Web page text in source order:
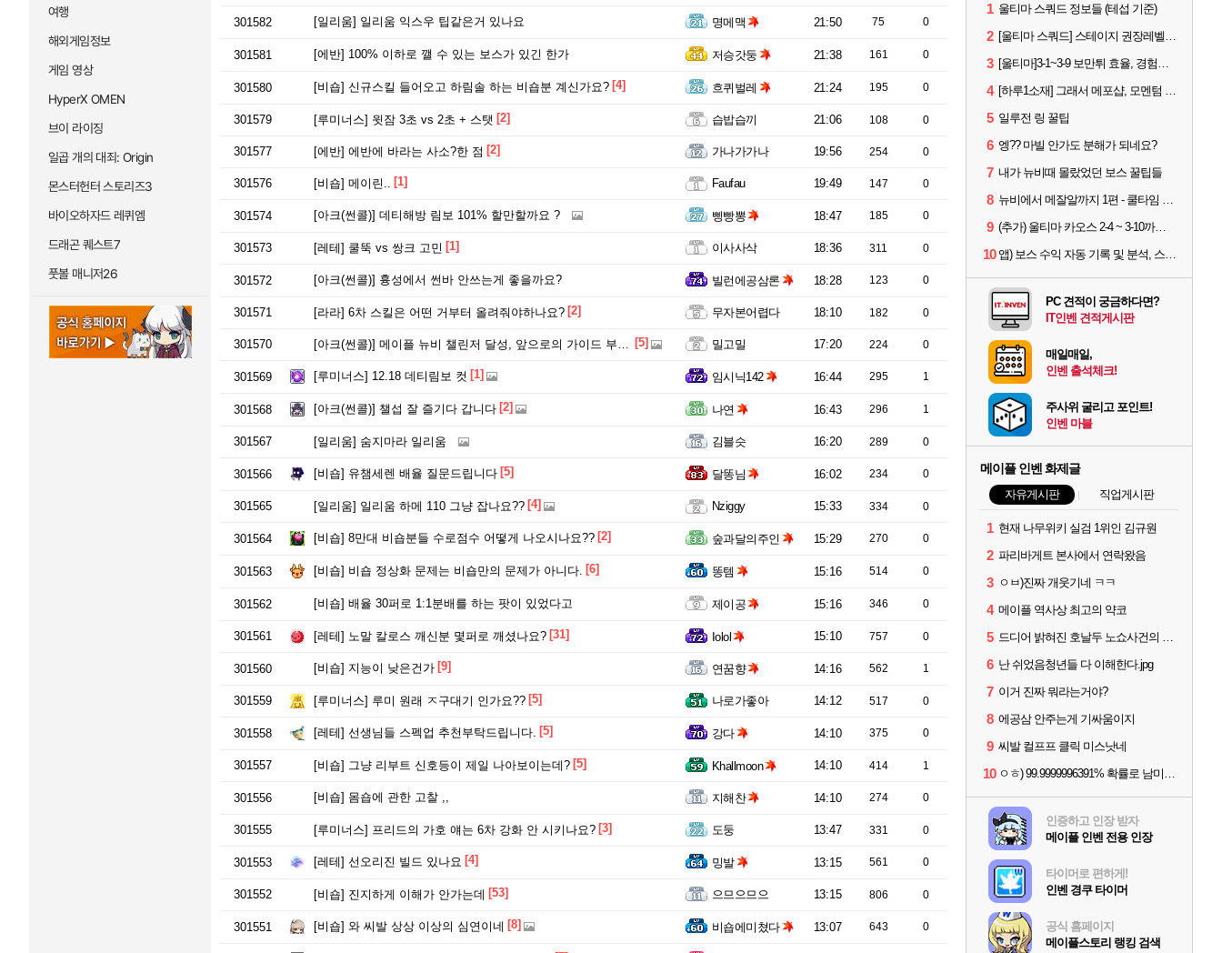
여행
해외게임정보
게임 영상
HyperX OMEN
브이 라이징
일곱 개의 대죄: Origin
몬스터헌터 스토리즈3
바이오하자드 레퀴엠
드래곤 퀘스트7
풋볼 매니저26
301582 [일리움] 일리움 익스우 팁같은거 있나요 명메맥 21:50 75 0
301581 [에반] 100% 이하로 깰 수 있는 보스가 있긴 한가 저승갓둥 21:38 161 0
301580 [비숍] 신규스킬 들어오고 하림솔 하는 비숍분 계신가요? [4] 흐퀴벌레 21:24 195 0
301579 [루미너스] 윗잠 3초 vs 2초 + 스탯 [2] 습밥습끼 21:06 108 0
301577 [에반] 에반에 바라는 사소?한 점 [2] 가나가가나 19:56 254 0
301576 [비숍] 메이린.. [1] Faufau 19:49 147 0
301574 [아크(썬콜)] 데티해방 림보 101% 할만할까요 ? 삥빵뽕 18:47 185 0
301573 [레테] 쿨뚝 vs 쌍크 고민 [1] 이사사삭 18:36 311 0
301572 [아크(썬콜)] 흉성에서 썬바 안쓰는게 좋을까요? 빌런에공삼론 18:28 123 0
301571 [라라] 6차 스킬은 어떤 거부터 올려줘야하나요? [2] 무자본어렵다 18:10 182 0
301570 [아크(썬콜)] 메이플 뉴비 챌린저 달성, 앞으로의 가이드 부탁드립니다.. [5] 밀고밀 17:20 224 0
301569 [루미너스] 12.18 데티림보 컷 [1] 임시닉142 16:44 295 1
301568 [아크(썬콜)] 챌섭 잘 즐기다 갑니다 [2] 나연 16:43 296 1
301567 [일리움] 숨지마라 일리움 김블슷 16:20 289 0
301566 [비숍] 유챔세렌 배율 질문드립니다 [5] 달똥님 16:02 234 0
301565 [일리움] 일리움 하메 110 그냥 잡나요?? [4] Nziggy 15:33 334 0
301564 [비숍] 8만대 비숍분들 수로점수 어떻게 나오시나요?? [2] 숲과달의주인 15:29 270 0
301563 [비숍] 비숍 정상화 문제는 비숍만의 문제가 아니다. [6] 똥템 15:16 514 0
301562 [비숍] 배율 30퍼로 1:1분배를 하는 팟이 있었다고 제이공 15:16 346 0
301561 [레테] 노말 칼로스 깨신분 몇퍼로 깨셨나요? [31] Iolol 15:10 757 0
301560 [비숍] 지능이 낮은건가 [9] 연꿈향 14:16 562 1
301559 [루미너스] 루미 원래 ㅈ구대기 인가요?? [5] 나로가좋아 14:12 517 0
301558 [레테] 선생님들 스펙업 추천부탁드립니다. [5] 강다 14:10 375 0
301557 [비숍] 그냥 리부트 신호등이 제일 나아보이는데? [5] Khallmoon 14:10 414 1
301556 [비숍] 몸숍에 관한 고찰 ,, 지해찬 14:10 274 0
301555 [루미너스] 프리드의 가호 얘는 6차 강화 안 시키나요? [3] 도둥 13:47 331 0
301553 [레테] 선오리진 빌드 있나요 [4] 밍발 13:15 561 0
301552 [비숍] 진지하게 이해가 안가는데 [53] 으므으므으 13:15 806 0
301551 [비숍] 와 씨발 상상 이상의 심연이네 [8] 비숍에미쳤다 13:07 643 0
1 울티마 스쿼드 정보들 (테섭 기준)
2 [울티마 스쿼드] 스테이지 권장레벨, 잠재옵션표, 스킬퍼뎀, 장비 리스트 및 능력치 공유
3 [울티마]3-1~3-9 보만튀 효율, 경험치 공략 및 소소한 컨트롤 팁
4 [하루1소재] 그래서 메포샵, 모멘텀 효율 얼마나 좋음?
5 일루전 링 꿀팁
6 엥?? 마빌 안가도 분해가 되네요?
7 내가 뉴비때 몰랐었던 보스 꿀팁들
8 뉴비에서 메잘알까지 1편 - 쿨타임 시스템
9 (추가) 울티마 카오스 2-4 ~ 3-10까지 공략 스펙 및 팁 공유
10 앱) 보스 수익 자동 기록 및 분석, 스케줄러 알림
PC 견적이 궁금하다면?
IT인벤 견적게시판
매일매일,
인벤 출석체크!
주사위 굴리고 포인트!
인벤 마블
메이플 인벤 화제글
자유게시판 직업게시판
1 현재 나무위키 실검 1위인 김규원
2 파리바게트 본사에서 연락왔음
3 ㅇㅂ)진짜 개웃기네 ㅋㅋ
4 메이플 역사상 최고의 약코
5 드디어 밝혀진 호날두 노쇼사건의 진실 ㅁㅊㄷㄷㄷㄷ
6 난 쉬었음청년들 다 이해한다.jpg
7 이거 진짜 뭐라는거야?
8 에공삼 안주는게 기싸움이지
9 씨발 컬프프 클릭 미스낫네
10 ㅇㅎ) 99.9999996391% 확률로 남미르남에반 할카스.jpg
인증하고 인장 받자
메이플 인벤 전용 인장
타이머로 편하게!
인벤 경쿠 타이머
공식 홈페이지
메이플스토리 랭킹 검색